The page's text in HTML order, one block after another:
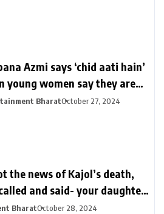
Azmi says ‘chid aati hain’
young women say they are
‘Koi samajh hi nahi
BharatOctober 27, 2024
the news of Kajol’s death,
and said- your daughter
crash | तनुजा को मिली थी
BharatOctober 28, 2024